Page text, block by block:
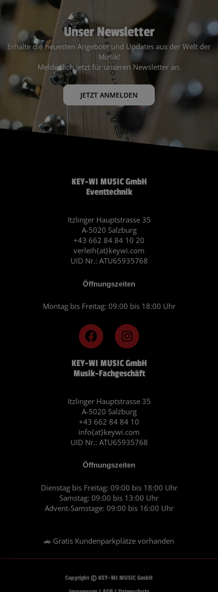
Unser Newsletter
Erhalte die neuesten Angebote und Updates aus der Welt der
Musik!
Melde dich jetzt für unseren Newsletter an.
JETZT ANMELDEN
KEY-WI MUSIC GmbH
Musik-Fachgeschäft
Itzlinger Hauptstrasse 35
A-5020 Salzburg
+43 662 84 84 10
info{at}keywi.com
UID Nr.: ATU65935768
Öffnungszeiten
Dienstag bis Freitag: 09:00 bis 18:00 Uhr
Samstag: 09:00 bis 13:00 Uhr
Advent-Samstage: 09:00 bis 16:00 Uhr
🚗 Gratis Kundenparkplätze vorhanden
F
a
c
e
b
o
k
I
n
s
t
a
r
a
m
KEY-WI MUSIC GmbH
Eventtechnik
Itzlinger Hauptstrasse 35
A-5020 Salzburg
+43 662 84 84 10 20
verleih{at}keywi.com
UID Nr.: ATU65935768
Öffnungszeiten
Montag bis Freitag: 09:00 bis 18:00 Uhr
Copyright © KEY-WI MUSIC GmbH